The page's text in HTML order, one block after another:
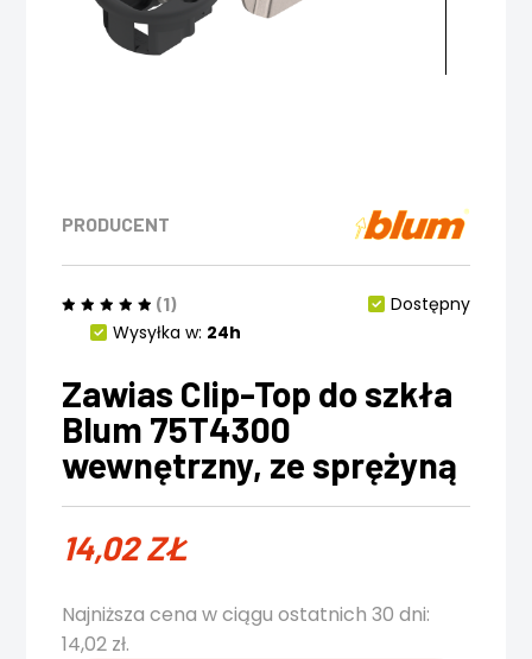
PRODUCENT
(1)
Dostępny
Wysyłka w: 24h
Zawias Clip-Top do szkła
Blum 75T4300
wewnętrzny, ze sprężyną
14,02ZŁ
Najniższa cena w ciągu ostatnich 30 dni:
14,02 zł.